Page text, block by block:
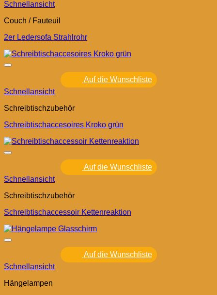
Schnellansicht
Couch / Fauteuil
2er Ledersofa Strahlrohr
Auf die Wunschliste
Schnellansicht
Schreibtischzubehör
Schreibtischaccesoires Kroko grün
Auf die Wunschliste
Schnellansicht
Schreibtischzubehör
Schreibtischaccessoir Kettenreaktion
Auf die Wunschliste
Schnellansicht
Hängelampen